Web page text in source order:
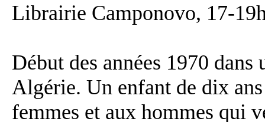
Librairie Camponovo, 17-
Début des années 1970
Algérie. Un enfant de dix
femmes et aux hommes qui